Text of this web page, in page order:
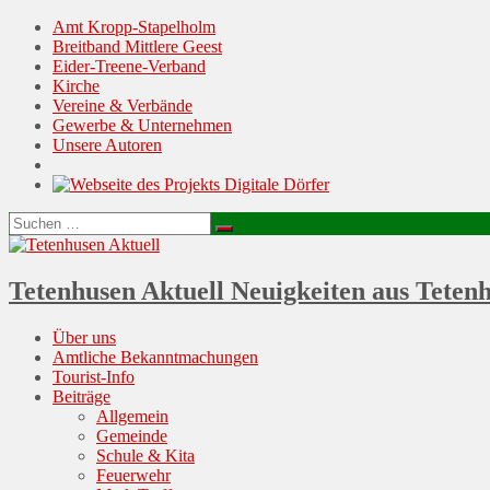
Amt Kropp-Stapelholm
Breitband Mittlere Geest
Eider-Treene-Verband
Kirche
Vereine & Verbände
Gewerbe & Unternehmen
Unsere Autoren
Suchen
nach:
Suchen
Tetenhusen Aktuell Neuigkeiten aus
Menu
Skip
content
Über uns
Amtliche Bekanntmachungen
Tourist-Info
Beiträge
Allgemein
Gemeinde
Schule & Kita
Feuerwehr